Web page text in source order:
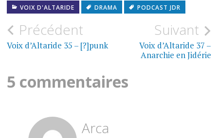
VOIX D'ALTARIDE DRAMA PODCAST JDR
Navigation
de
Précédent
Voix d’Altaride 35 – [?]punk
Suivant
Voix d’Altaride 37 –
Anarchie en Jidérie
5 commentaires
Arca